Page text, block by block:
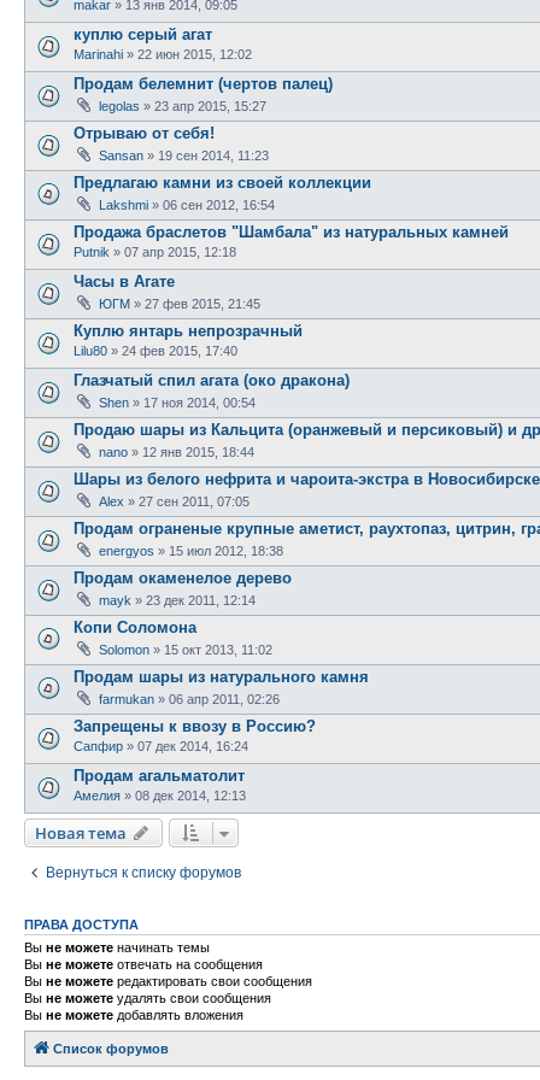
makar » 13 янв 2014, 09:05
куплю серый агат
Marinahi » 22 июн 2015, 12:02
Продам белемнит (чертов палец)
legolas » 23 апр 2015, 15:27
Отрываю от себя!
Sansan » 19 сен 2014, 11:23
Предлагаю камни из своей коллекции
Lakshmi » 06 сен 2012, 16:54
Продажа браслетов "Шамбала" из натуральных камней
Putnik » 07 апр 2015, 12:18
Часы в Агате
ЮГМ » 27 фев 2015, 21:45
Куплю янтарь непрозрачный
Lilu80 » 24 фев 2015, 17:40
Глазчатый спил агата (око дракона)
Shen » 17 ноя 2014, 00:54
Продаю шары из Кальцита (оранжевый и персиковый) и
nano » 12 янв 2015, 18:44
Шары из белого нефрита и чароита-экстра в Новосибирске
Alex » 27 сен 2011, 07:05
Продам ограненые крупные аметист, раухтопаз, цитрин,
energyos » 15 июл 2012, 18:38
Продам окаменелое дерево
mayk » 23 дек 2011, 12:14
Копи Соломона
Solomon » 15 окт 2013, 11:02
Продам шары из натурального камня
farmukan » 06 апр 2011, 02:26
Запрещены к ввозу в Россию?
Сапфир » 07 дек 2014, 16:24
Продам агальматолит
Амелия » 08 дек 2014, 12:13
Новая тема
Вернуться к списку форумов
ПРАВА ДОСТУПА
Вы не можете начинать темы
Вы не можете отвечать на сообщения
Вы не можете редактировать свои сообщения
Вы не можете удалять свои сообщения
Вы не можете добавлять вложения
Список форумов